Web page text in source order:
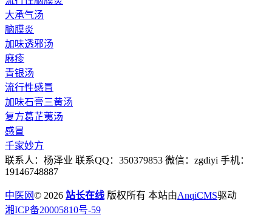
大承气汤
脑膜炎
加味透邪汤
麻疹
青银汤
流行性感冒
加味石膏三黄汤
复方葛芷荑汤
感冒
千家妙方
联系人：杨泽业 联系QQ：350379853 微信：zgdiyi 手机：
19146748887
中医网© 2026 站长在线 版权所有 本站由AnqiCMS驱动
湘ICP备20005810号-59